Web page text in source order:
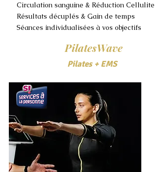
Circulation sanguine & Réduction Cellulite
Résultats décuplés & Gain de temps
Séances individualisées à vos objectifs
PilatesWave
Pilates + EMS